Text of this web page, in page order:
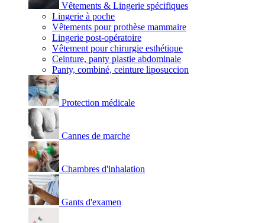
Vêtements & Lingerie spécifiques
Lingerie à poche
Vêtements pour prothèse mammaire
Lingerie post-opératoire
Vêtement pour chirurgie esthétique
Ceinture, panty plastie abdominale
Panty, combiné, ceinture liposuccion
Protection médicale
Cannes de marche
Chambres d'inhalation
Gants d'examen